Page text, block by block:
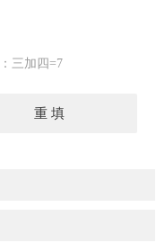
三加四=7